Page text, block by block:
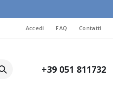
Accedi FAQ Contatti
+39 051 811732